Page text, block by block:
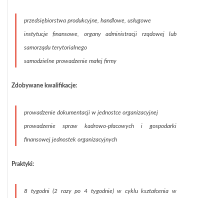
przedsiębiorstwa produkcyjne, handlowe, usługowe
instytucje finansowe, organy administracji rządowej lub
samorządu terytorialnego
samodzielne prowadzenie małej firmy
Zdobywane kwalifikacje:
prowadzenie dokumentacji w jednostce organizacyjnej
prowadzenie spraw kadrowo-płacowych i gospodarki
finansowej jednostek organizacyjnych
Praktyki:
8 tygodni (2 razy po 4 tygodnie) w cyklu kształcenia w